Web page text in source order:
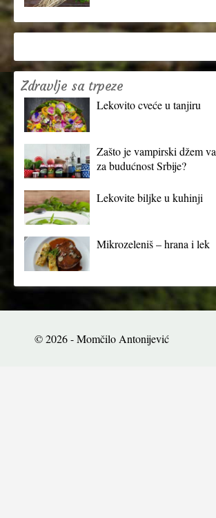
Zdravlje sa trpeze
Lekovito cveće u tanjiru
Zašto je vampirski džem
za budućnost Srbije?
Lekovite biljke u kuhinji
Mikrozeleniš – hrana i lek
© 2026 - Momčilo Antonijević